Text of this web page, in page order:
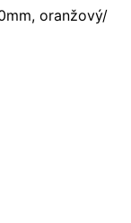
oranžový/